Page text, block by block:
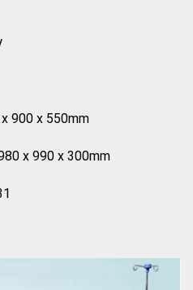
900 x 550mm
x 990 x 300mm